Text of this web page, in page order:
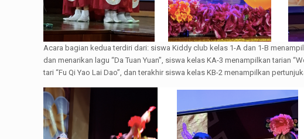
Acara bagian kedua terdiri dari: siswa Kiddy club kelas 1-A dan 1-B
dan menarikan lagu “Da Tuan Yuan”, siswa kelas KA-3 menampilkan tarian
tari “Fu Qi Yao Lai Dao”, dan terakhir siswa kelas KB-2 menampilkan